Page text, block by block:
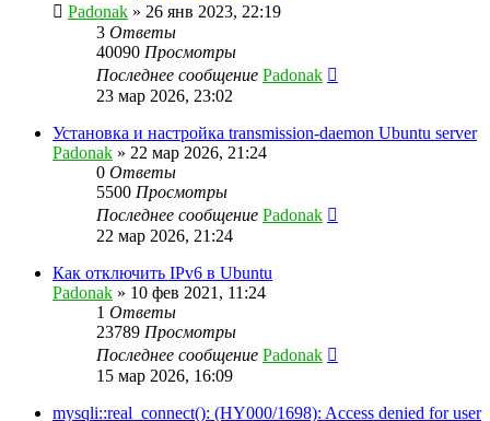
Padonak » 26 янв 2023, 22:19
3 Ответы
40090 Просмотры
Последнее сообщение Padonak
23 мар 2026, 23:02
Установка и настройка transmission-daemon Ubuntu server
Padonak » 22 мар 2026, 21:24
0 Ответы
5500 Просмотры
Последнее сообщение Padonak
22 мар 2026, 21:24
Как отключить IPv6 в Ubuntu
Padonak » 10 фев 2021, 11:24
1 Ответы
23789 Просмотры
Последнее сообщение Padonak
15 мар 2026, 16:09
mysqli::real_connect(): (HY000/1698): Access denied for user